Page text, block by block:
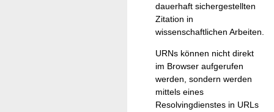
dauerhaft sichergestellten
Zitation in
wissenschaftlichen Arbeiten.
URNs können nicht direkt
im Browser aufgerufen
werden, sondern werden
mittels eines
Resolvingdienstes in URLs